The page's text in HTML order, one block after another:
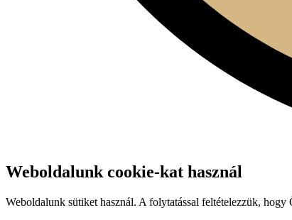
Weboldalunk cookie-kat használ
Weboldalunk sütiket használ. A folytatással feltételezzük,